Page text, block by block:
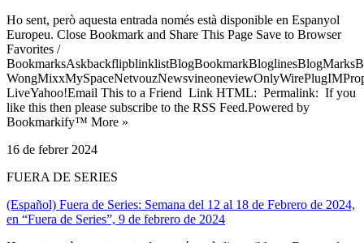
Ho sent, però aquesta entrada només està disponible en Espanyol
Europeu. Close Bookmark and Share This Page Save to Browser
Favorites /
LiveYahoo!Email This to a Friend Link HTML: Permalink: If you
like this then please subscribe to the RSS Feed.Powered by
Bookmarkify™ More »
16 de febrer 2024
FUERA DE SERIES
(Español) Fuera de Series: Semana del 12 al 18 de Febrero de 2024,
en “Fuera de Series”, 9 de febrero de 2024